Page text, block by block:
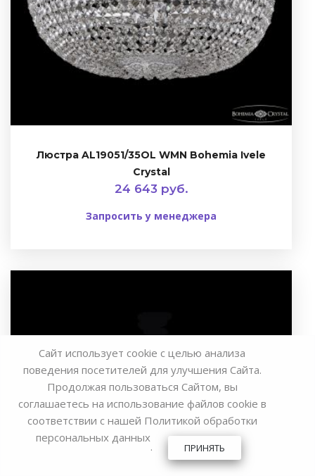
Люстра AL19051/35OL WMN Bohemia Ivele
Crystal
24 643 руб.
Запросить у менеджера
Сайт использует cookie с целью анализа
поведения посетителей для улучшения Сайта.
Продолжая пользоваться Сайтом, вы
соглашаетесь на использование файлов cookie в
соответствии с нашей Политикой обработки
персональных данных
. ПРИНЯТЬ